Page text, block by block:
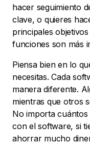
hacer seguimiento
clave, o quieres
principales
funciones son más
Piensa bien en lo
necesitas. Cada
manera diferente.
mientras que otros
No importa cuántos
con el software, si
ahorrar mucho